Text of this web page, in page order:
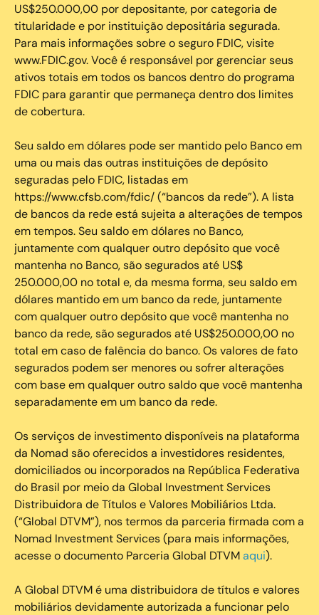
US$250.000,00 por depositante, por categoria de
titularidade e por instituição depositária segurada.
Para mais informações sobre o seguro FDIC, visite
www.FDIC.gov. Você é responsável por gerenciar seus
ativos totais em todos os bancos dentro do programa
FDIC para garantir que permaneça dentro dos limites
de cobertura.
Seu saldo em dólares pode ser mantido pelo Banco em
uma ou mais das outras instituições de depósito
seguradas pelo FDIC, listadas em
https://www.cfsb.com/fdic/ (“bancos da rede”). A lista
de bancos da rede está sujeita a alterações de tempos
em tempos. Seu saldo em dólares no Banco,
juntamente com qualquer outro depósito que você
mantenha no Banco, são segurados até US$
250.000,00 no total e, da mesma forma, seu saldo em
dólares mantido em um banco da rede, juntamente
com qualquer outro depósito que você mantenha no
banco da rede, são segurados até US$250.000,00 no
total em caso de falência do banco. Os valores de fato
segurados podem ser menores ou sofrer alterações
com base em qualquer outro saldo que você mantenha
separadamente em um banco da rede.
Os serviços de investimento disponíveis na plataforma
da Nomad são oferecidos a investidores residentes,
domiciliados ou incorporados na República Federativa
do Brasil por meio da Global Investment Services
Distribuidora de Títulos e Valores Mobiliários Ltda.
(“Global DTVM”), nos termos da parceria firmada com a
Nomad Investment Services (para mais informações,
acesse o documento Parceria Global DTVMaqui).
A Global DTVM é uma distribuidora de títulos e valores
mobiliários devidamente autorizada a funcionar pelo